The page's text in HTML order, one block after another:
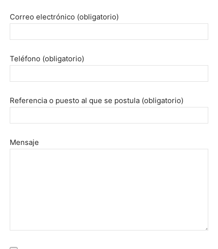
Correo electrónico (obligatorio)
Teléfono (obligatorio)
Referencia o puesto al que se postula (obligatorio)
Mensaje